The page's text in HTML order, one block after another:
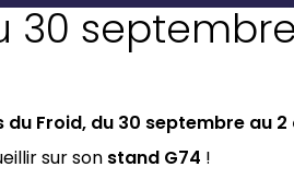
30
Froid, du 30 septembre au
sur son stand G74 !